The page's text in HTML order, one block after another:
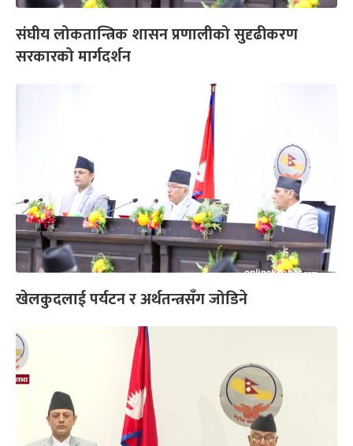
संघीय लोकतान्त्रिक शासन प्रणालीको सुदृढीकरण
सरकारको मार्गदर्शन
खेलकुदलाई पर्यटन र अर्थतन्त्रसँग जोडिने